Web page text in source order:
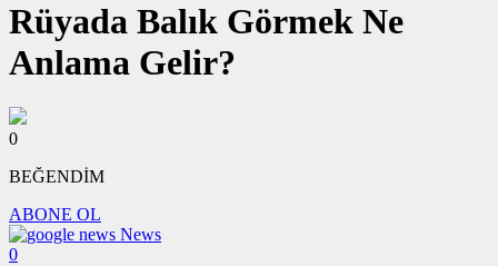
Rüyada Balık Görmek Ne
Anlama Gelir?
0
BEĞENDİM
ABONE OL
News
0